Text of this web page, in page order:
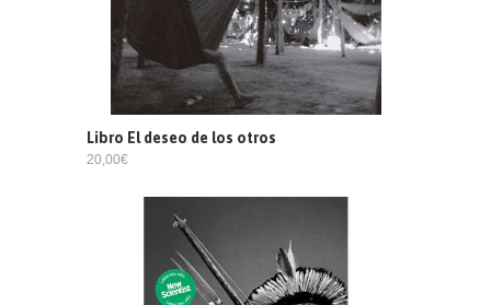
Libro El deseo de los otros
20,00€